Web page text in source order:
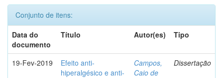
Conjunto de itens:
Data do
documento
Título Autor(es) Tipo
19-Fev-2019
Efeito anti-
hiperalgésico e anti-
Campos,
Caio de
Dissertação